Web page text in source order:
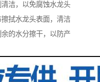
洁，以免腐蚀水龙头
拭水龙头表面，清洁
的水分擦干，以防产